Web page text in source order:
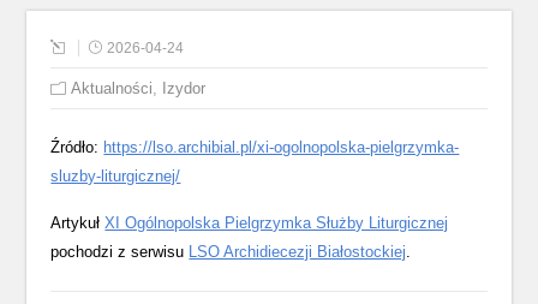
2026-04-24
Aktualności, Izydor
Źródło: https://lso.archibial.pl/xi-ogolnopolska-pielgrzymka-
sluzby-liturgicznej/
ArtykułXI Ogólnopolska Pielgrzymka Służby Liturgicznej
pochodzi z serwisu LSO Archidiecezji Białostockiej.